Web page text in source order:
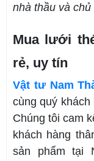
nhà thầu và chủ
Mua lưới
rẻ, uy tín
Vật tư Nam
cùng quý
Chúng tôi cam
khách hàng
sản phẩm tại